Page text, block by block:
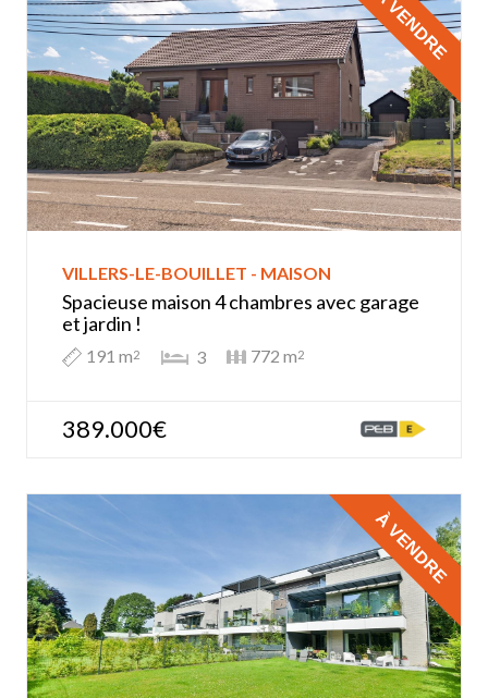
VILLERS-LE-BOUILLET - MAISON
Spacieuse maison 4 chambres avec garage
et jardin !
191 m2 3 772 m2
389.000€
À VENDRE
À VENDRE